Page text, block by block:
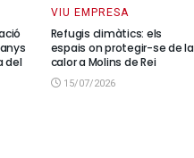
del
VIU EMPRESA
Refugis climàtics: els
espais on protegir-se de la
calor a Molins de Rei
15/07/2026